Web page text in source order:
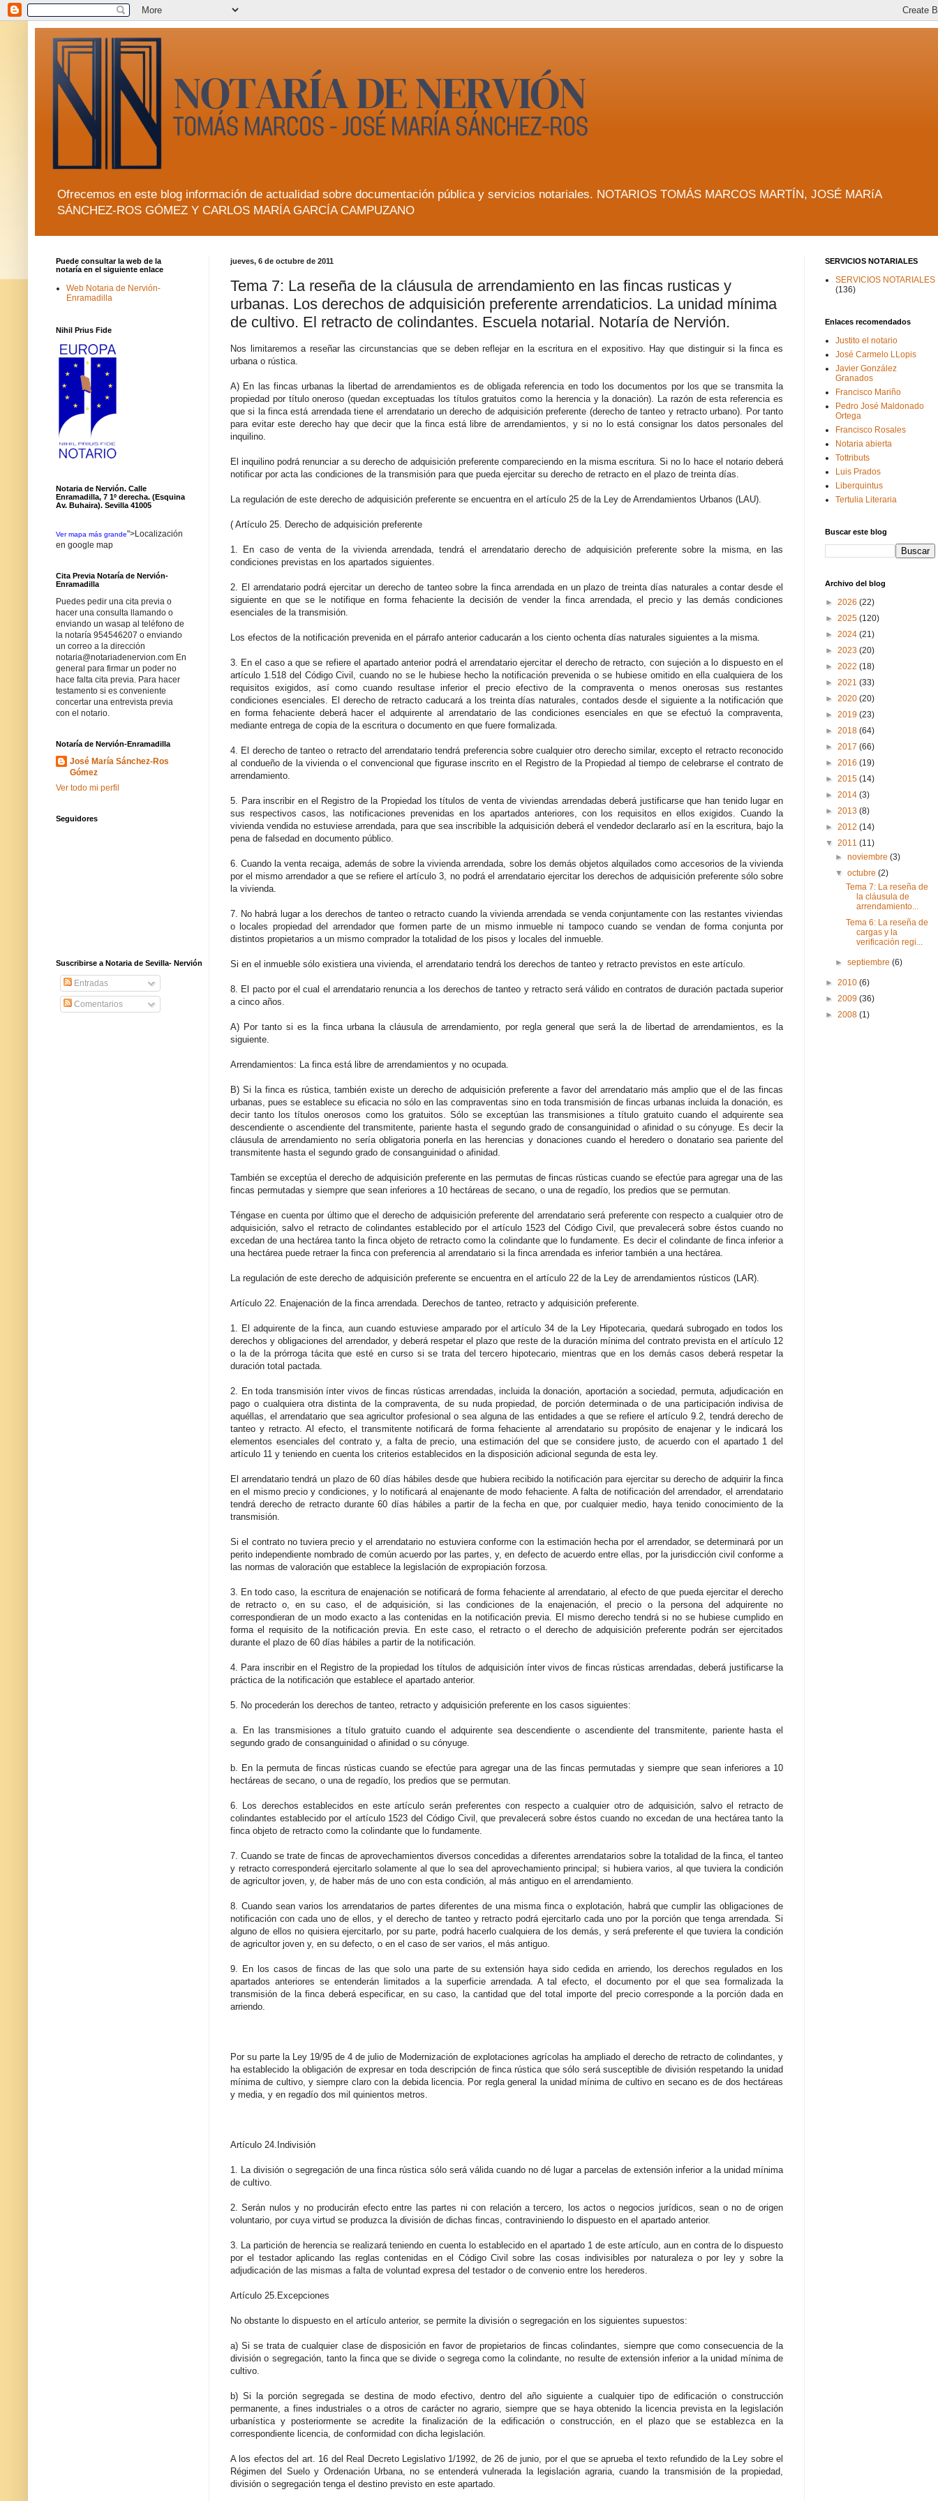
Ofrecemos en este blog información de actualidad sobre documentación pública y servicios notariales. NOTARIOS TOMÁS MARCOS MARTÍN, JOSÉ MARíA
SÁNCHEZ-ROS GÓMEZ Y CARLOS MARÍA GARCÍA CAMPUZANO
jueves, 6 de octubre de 2011
Tema 7: La reseña de la cláusula de arrendamiento en las fincas rusticas y
urbanas. Los derechos de adquisición preferente arrendaticios. La unidad mínima
de cultivo. El retracto de colindantes. Escuela notarial. Notaría de Nervión.
Nos limitaremos a reseñar las circunstancias que se deben reflejar en la escritura en el expositivo. Hay que distinguir si la finca es
urbana o rústica.
A) En las fincas urbanas la libertad de arrendamientos es de obligada referencia en todo los documentos por los que se transmita la
propiedad por título oneroso (quedan exceptuadas los títulos gratuitos como la herencia y la donación). La razón de esta referencia es
que si la finca está arrendada tiene el arrendatario un derecho de adquisición preferente (derecho de tanteo y retracto urbano). Por tanto
para evitar este derecho hay que decir que la finca está libre de arrendamientos, y si no lo está consignar los datos personales del
inquilino.
El inquilino podrá renunciar a su derecho de adquisición preferente compareciendo en la misma escritura. Si no lo hace el notario deberá
notificar por acta las condiciones de la transmisión para que pueda ejercitar su derecho de retracto en el plazo de treinta días.
La regulación de este derecho de adquisición preferente se encuentra en el artículo 25 de la Ley de Arrendamientos Urbanos (LAU).
( Artículo 25. Derecho de adquisición preferente
1. En caso de venta de la vivienda arrendada, tendrá el arrendatario derecho de adquisición preferente sobre la misma, en las
condiciones previstas en los apartados siguientes.
2. El arrendatario podrá ejercitar un derecho de tanteo sobre la finca arrendada en un plazo de treinta días naturales a contar desde el
siguiente en que se le notifique en forma fehaciente la decisión de vender la finca arrendada, el precio y las demás condiciones
esenciales de la transmisión.
Los efectos de la notificación prevenida en el párrafo anterior caducarán a los ciento ochenta días naturales siguientes a la misma.
3. En el caso a que se refiere el apartado anterior podrá el arrendatario ejercitar el derecho de retracto, con sujeción a lo dispuesto en el
artículo 1.518 del Código Civil, cuando no se le hubiese hecho la notificación prevenida o se hubiese omitido en ella cualquiera de los
requisitos exigidos, así como cuando resultase inferior el precio efectivo de la compraventa o menos onerosas sus restantes
condiciones esenciales. El derecho de retracto caducará a los treinta días naturales, contados desde el siguiente a la notificación que
en forma fehaciente deberá hacer el adquirente al arrendatario de las condiciones esenciales en que se efectuó la compraventa,
mediante entrega de copia de la escritura o documento en que fuere formalizada.
4. El derecho de tanteo o retracto del arrendatario tendrá preferencia sobre cualquier otro derecho similar, excepto el retracto reconocido
al condueño de la vivienda o el convencional que figurase inscrito en el Registro de la Propiedad al tiempo de celebrarse el contrato de
arrendamiento.
5. Para inscribir en el Registro de la Propiedad los títulos de venta de viviendas arrendadas deberá justificarse que han tenido lugar en
sus respectivos casos, las notificaciones prevenidas en los apartados anteriores, con los requisitos en ellos exigidos. Cuando la
vivienda vendida no estuviese arrendada, para que sea inscribible la adquisición deberá el vendedor declararlo así en la escritura, bajo la
pena de falsedad en documento público.
6. Cuando la venta recaiga, además de sobre la vivienda arrendada, sobre los demás objetos alquilados como accesorios de la vivienda
por el mismo arrendador a que se refiere el artículo 3, no podrá el arrendatario ejercitar los derechos de adquisición preferente sólo sobre
la vivienda.
7. No habrá lugar a los derechos de tanteo o retracto cuando la vivienda arrendada se venda conjuntamente con las restantes viviendas
o locales propiedad del arrendador que formen parte de un mismo inmueble ni tampoco cuando se vendan de forma conjunta por
distintos propietarios a un mismo comprador la totalidad de los pisos y locales del inmueble.
Si en el inmueble sólo existiera una vivienda, el arrendatario tendrá los derechos de tanteo y retracto previstos en este artículo.
8. El pacto por el cual el arrendatario renuncia a los derechos de tanteo y retracto será válido en contratos de duración pactada superior
a cinco años.
A) Por tanto si es la finca urbana la cláusula de arrendamiento, por regla general que será la de libertad de arrendamientos, es la
siguiente.
Arrendamientos: La finca está libre de arrendamientos y no ocupada.
B) Si la finca es rústica, también existe un derecho de adquisición preferente a favor del arrendatario más amplio que el de las fincas
urbanas, pues se establece su eficacia no sólo en las compraventas sino en toda transmisión de fincas urbanas incluida la donación, es
decir tanto los títulos onerosos como los gratuitos. Sólo se exceptúan las transmisiones a título gratuito cuando el adquirente sea
descendiente o ascendiente del transmitente, pariente hasta el segundo grado de consanguinidad o afinidad o su cónyuge. Es decir la
cláusula de arrendamiento no sería obligatoria ponerla en las herencias y donaciones cuando el heredero o donatario sea pariente del
transmitente hasta el segundo grado de consanguinidad o afinidad.
También se exceptúa el derecho de adquisición preferente en las permutas de fincas rústicas cuando se efectúe para agregar una de las
fincas permutadas y siempre que sean inferiores a 10 hectáreas de secano, o una de regadío, los predios que se permutan.
Téngase en cuenta por último que el derecho de adquisición preferente del arrendatario será preferente con respecto a cualquier otro de
adquisición, salvo el retracto de colindantes establecido por el artículo 1523 del Código Civil, que prevalecerá sobre éstos cuando no
excedan de una hectárea tanto la finca objeto de retracto como la colindante que lo fundamente. Es decir el colindante de finca inferior a
una hectárea puede retraer la finca con preferencia al arrendatario si la finca arrendada es inferior también a una hectárea.
La regulación de este derecho de adquisición preferente se encuentra en el artículo 22 de la Ley de arrendamientos rústicos (LAR).
Artículo 22. Enajenación de la finca arrendada. Derechos de tanteo, retracto y adquisición preferente.
1. El adquirente de la finca, aun cuando estuviese amparado por el artículo 34 de la Ley Hipotecaria, quedará subrogado en todos los
derechos y obligaciones del arrendador, y deberá respetar el plazo que reste de la duración mínima del contrato prevista en el artículo 12
o la de la prórroga tácita que esté en curso si se trata del tercero hipotecario, mientras que en los demás casos deberá respetar la
duración total pactada.
2. En toda transmisión ínter vivos de fincas rústicas arrendadas, incluida la donación, aportación a sociedad, permuta, adjudicación en
pago o cualquiera otra distinta de la compraventa, de su nuda propiedad, de porción determinada o de una participación indivisa de
aquéllas, el arrendatario que sea agricultor profesional o sea alguna de las entidades a que se refiere el artículo 9.2, tendrá derecho de
tanteo y retracto. Al efecto, el transmitente notificará de forma fehaciente al arrendatario su propósito de enajenar y le indicará los
elementos esenciales del contrato y, a falta de precio, una estimación del que se considere justo, de acuerdo con el apartado 1 del
artículo 11 y teniendo en cuenta los criterios establecidos en la disposición adicional segunda de esta ley.
El arrendatario tendrá un plazo de 60 días hábiles desde que hubiera recibido la notificación para ejercitar su derecho de adquirir la finca
en el mismo precio y condiciones, y lo notificará al enajenante de modo fehaciente. A falta de notificación del arrendador, el arrendatario
tendrá derecho de retracto durante 60 días hábiles a partir de la fecha en que, por cualquier medio, haya tenido conocimiento de la
transmisión.
Si el contrato no tuviera precio y el arrendatario no estuviera conforme con la estimación hecha por el arrendador, se determinará por un
perito independiente nombrado de común acuerdo por las partes, y, en defecto de acuerdo entre ellas, por la jurisdicción civil conforme a
las normas de valoración que establece la legislación de expropiación forzosa.
3. En todo caso, la escritura de enajenación se notificará de forma fehaciente al arrendatario, al efecto de que pueda ejercitar el derecho
de retracto o, en su caso, el de adquisición, si las condiciones de la enajenación, el precio o la persona del adquirente no
correspondieran de un modo exacto a las contenidas en la notificación previa. El mismo derecho tendrá si no se hubiese cumplido en
forma el requisito de la notificación previa. En este caso, el retracto o el derecho de adquisición preferente podrán ser ejercitados
durante el plazo de 60 días hábiles a partir de la notificación.
4. Para inscribir en el Registro de la propiedad los títulos de adquisición ínter vivos de fincas rústicas arrendadas, deberá justificarse la
práctica de la notificación que establece el apartado anterior.
5. No procederán los derechos de tanteo, retracto y adquisición preferente en los casos siguientes:
a. En las transmisiones a título gratuito cuando el adquirente sea descendiente o ascendiente del transmitente, pariente hasta el
segundo grado de consanguinidad o afinidad o su cónyuge.
b. En la permuta de fincas rústicas cuando se efectúe para agregar una de las fincas permutadas y siempre que sean inferiores a 10
hectáreas de secano, o una de regadío, los predios que se permutan.
6. Los derechos establecidos en este artículo serán preferentes con respecto a cualquier otro de adquisición, salvo el retracto de
colindantes establecido por el artículo 1523 del Código Civil, que prevalecerá sobre éstos cuando no excedan de una hectárea tanto la
finca objeto de retracto como la colindante que lo fundamente.
7. Cuando se trate de fincas de aprovechamientos diversos concedidas a diferentes arrendatarios sobre la totalidad de la finca, el tanteo
y retracto corresponderá ejercitarlo solamente al que lo sea del aprovechamiento principal; si hubiera varios, al que tuviera la condición
de agricultor joven, y, de haber más de uno con esta condición, al más antiguo en el arrendamiento.
8. Cuando sean varios los arrendatarios de partes diferentes de una misma finca o explotación, habrá que cumplir las obligaciones de
notificación con cada uno de ellos, y el derecho de tanteo y retracto podrá ejercitarlo cada uno por la porción que tenga arrendada. Si
alguno de ellos no quisiera ejercitarlo, por su parte, podrá hacerlo cualquiera de los demás, y será preferente el que tuviera la condición
de agricultor joven y, en su defecto, o en el caso de ser varios, el más antiguo.
9. En los casos de fincas de las que solo una parte de su extensión haya sido cedida en arriendo, los derechos regulados en los
apartados anteriores se entenderán limitados a la superficie arrendada. A tal efecto, el documento por el que sea formalizada la
transmisión de la finca deberá especificar, en su caso, la cantidad que del total importe del precio corresponde a la porción dada en
arriendo.
Por su parte la Ley 19/95 de 4 de julio de Modernización de explotaciones agrícolas ha ampliado el derecho de retracto de colindantes, y
ha establecido la obligación de expresar en toda descripción de finca rústica que sólo será susceptible de división respetando la unidad
mínima de cultivo, y siempre claro con la debida licencia. Por regla general la unidad mínima de cultivo en secano es de dos hectáreas
y media, y en regadío dos mil quinientos metros.
Artículo 24.Indivisión
1. La división o segregación de una finca rústica sólo será válida cuando no dé lugar a parcelas de extensión inferior a la unidad mínima
de cultivo.
2. Serán nulos y no producirán efecto entre las partes ni con relación a tercero, los actos o negocios jurídicos, sean o no de origen
voluntario, por cuya virtud se produzca la división de dichas fincas, contraviniendo lo dispuesto en el apartado anterior.
3. La partición de herencia se realizará teniendo en cuenta lo establecido en el apartado 1 de este artículo, aun en contra de lo dispuesto
por el testador aplicando las reglas contenidas en el Código Civil sobre las cosas indivisibles por naturaleza o por ley y sobre la
adjudicación de las mismas a falta de voluntad expresa del testador o de convenio entre los herederos.
Artículo 25.Excepciones
No obstante lo dispuesto en el artículo anterior, se permite la división o segregación en los siguientes supuestos:
a) Si se trata de cualquier clase de disposición en favor de propietarios de fincas colindantes, siempre que como consecuencia de la
división o segregación, tanto la finca que se divide o segrega como la colindante, no resulte de extensión inferior a la unidad mínima de
cultivo.
b) Si la porción segregada se destina de modo efectivo, dentro del año siguiente a cualquier tipo de edificación o construcción
permanente, a fines industriales o a otros de carácter no agrario, siempre que se haya obtenido la licencia prevista en la legislación
urbanística y posteriormente se acredite la finalización de la edificación o construcción, en el plazo que se establezca en la
correspondiente licencia, de conformidad con dicha legislación.
A los efectos del art. 16 del Real Decreto Legislativo 1/1992, de 26 de junio, por el que se aprueba el texto refundido de la Ley sobre el
Régimen del Suelo y Ordenación Urbana, no se entenderá vulnerada la legislación agraria, cuando la transmisión de la propiedad,
división o segregación tenga el destino previsto en este apartado.
Puede consultar la web de la
notaría en el siguiente enlace
Web Notaria de Nervión-
Enramadilla
Nihil Prius Fide
Notaria de Nervión. Calle
Enramadilla, 7 1º derecha. (Esquina
Av. Buhaira). Sevilla 41005
Ver mapa más grande">Localización
en google map
Cita Previa Notaría de Nervión-
Enramadilla
Puedes pedir una cita previa o
hacer una consulta llamando o
enviando un wasap al teléfono de
la notaría 954546207 o enviando
un correo a la dirección
notaria@notariadenervion.com En
general para firmar un poder no
hace falta cita previa. Para hacer
testamento si es conveniente
concertar una entrevista previa
con el notario.
Notaría de Nervión-Enramadilla
José María Sánchez-Ros
Gómez
Ver todo mi perfil
Seguidores
Suscribirse a Notaria de Sevilla- Nervión
Entradas
Comentarios
SERVICIOS NOTARIALES
SERVICIOS NOTARIALES
(136)
Enlaces recomendados
Justito el notario
José Carmelo LLopis
Javier González
Granados
Francisco Mariño
Pedro José Maldonado
Ortega
Francisco Rosales
Notaria abierta
Tottributs
Luis Prados
Liberquintus
Tertulia Literaria
Buscar este blog
Archivo del blog
► 2026 (22)
► 2025 (120)
► 2024 (21)
► 2023 (20)
► 2022 (18)
► 2021 (33)
► 2020 (20)
► 2019 (23)
► 2018 (64)
► 2017 (66)
► 2016 (19)
► 2015 (14)
► 2014 (3)
► 2013 (8)
► 2012 (14)
▼ 2011 (11)
►noviembre(3)
▼octubre(2)
Tema 7: La reseña de
la cláusula de
arrendamiento...
Tema 6: La reseña de
cargas y la
verificación regi...
►septiembre(6)
► 2010 (6)
► 2009 (36)
► 2008 (1)